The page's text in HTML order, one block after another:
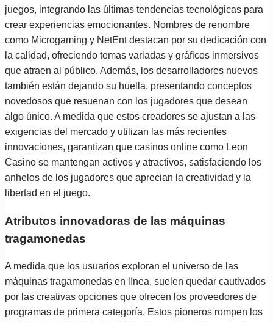
juegos, integrando las últimas tendencias tecnológicas para
crear experiencias emocionantes. Nombres de renombre
como Microgaming y NetEnt destacan por su dedicación con
la calidad, ofreciendo temas variadas y gráficos inmersivos
que atraen al público. Además, los desarrolladores nuevos
también están dejando su huella, presentando conceptos
novedosos que resuenan con los jugadores que desean
algo único. A medida que estos creadores se ajustan a las
exigencias del mercado y utilizan las más recientes
innovaciones, garantizan que casinos online como Leon
Casino se mantengan activos y atractivos, satisfaciendo los
anhelos de los jugadores que aprecian la creatividad y la
libertad en el juego.
Atributos innovadoras de las máquinas
tragamonedas
A medida que los usuarios exploran el universo de las
máquinas tragamonedas en línea, suelen quedar cautivados
por las creativas opciones que ofrecen los proveedores de
programas de primera categoría. Estos pioneros rompen los